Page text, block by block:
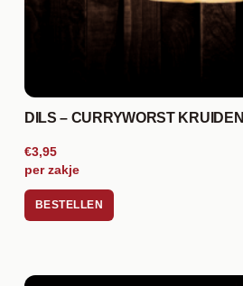
DILS – CURRYWORST KRUIDEN
€3,95
per zakje
BESTELLEN